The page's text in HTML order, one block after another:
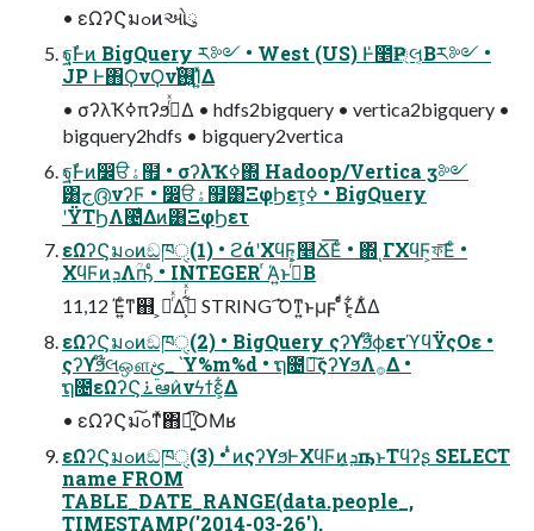
• εΩʔϚมߋͷઓུ
ฐࣾͰͷ BigQuery ར༻ • West (US) Ͱ̍೥Ҏ্લ͔Βར༻ •
JP Ͱ΋ϘνϘν࢖͍࢝Ί͍ͯΔ
• σʔλҠߦπʔϧ࡞ͬͯΔ • hdfs2bigquery • vertica2bigquery •
bigquery2hdfs • bigquery2vertica
ฐࣾͰͷ෼ੳۀ຿ • σʔλҠߦ΍ Hadoop/Vertica ӡ༻
͸ج൫νʔϜ • ෼ੳۀ຿͸ΞφϦετ͕ߦ͏ • BigQuery
ʹΫΤϦΛ౤͛Δͷ͸ΞφϦετ
εΩʔϚมߋͷඞཁੑ(1) • ϩάʹΧϥϜ͕௥Ճ͞Εͨ • ΍ͬͺΓΧϥϜ͕ফ͞Εͨ •
ΧϥϜͷܕΛؒҧ͑ͨ • INTEGER ͬΆ͍ͱࢥͬͯͨΒ
11,12 Έ͍ͨͳ஋ ͕ೖͬͯΔߦ͕͋ͬͯ STRING ͡Όͳ͍ͱμϝ ͩͬͨͱ͔͋Δ͋Δ
εΩʔϚมߋͷඞཁੑ(2) • BigQuery ςʔϒϧ໊ϕετϓϥΫςΟε •
ςʔϒϧ໊લஔࢺ_ˋY%m%d • ຖ೔৽͘͠ςʔϒϧΛ࡞Δ •
ຖ೔εΩʔϚ࠶ఆٛͷνϟϯε͕͋Δ
• εΩʔϚมߋ͠ͳͯ͘΋ྑ͍͡ΌΜʁ
εΩʔϚมߋͷඞཁੑ(3) • ̎ͭͷςʔϒϧͰΧϥϜͷܕ͕ҧ͏ͱΤϥʔʂ SELECT
name FROM
TABLE_DATE_RANGE(data.people_,
TIMESTAMP('2014-03-26'),